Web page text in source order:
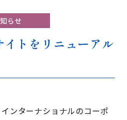
らせ
イトをリニューアル
ンターナショナルのコーポ